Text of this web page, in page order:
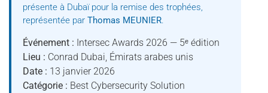
présente à Dubaï pour la remise des trophées,
représentée parThomas MEUNIER.
Événement : Intersec Awards 2026 — 5ᵉ édition
Lieu : Conrad Dubai, Émirats arabes unis
Date : 13 janvier 2026
Catégorie : Best Cybersecurity Solution